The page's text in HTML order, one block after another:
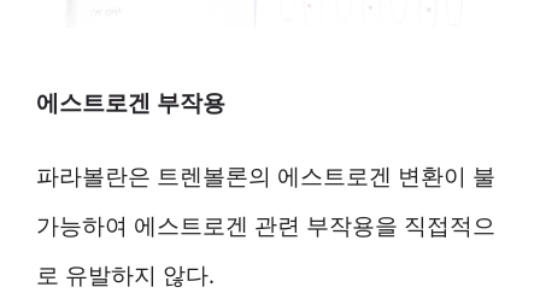
에스트로겐 부작용
파라볼란은 트렌볼론의 에스트로겐 변환이 불
가능하여 에스트로겐 관련 부작용을 직접적으
로 유발하지 않다.